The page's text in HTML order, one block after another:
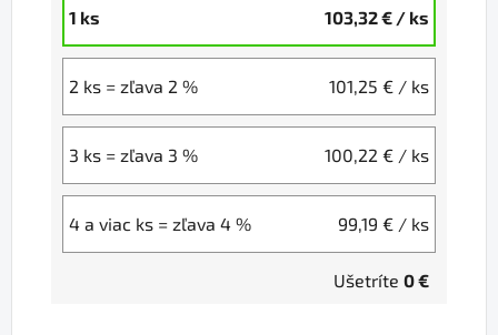
1 ks 103,32 € / ks
2 ks = zľava 2 % 101,25 € / ks
3 ks = zľava 3 % 100,22 € / ks
4 a viac ks = zľava 4 % 99,19 € / ks
Ušetríte 0 €